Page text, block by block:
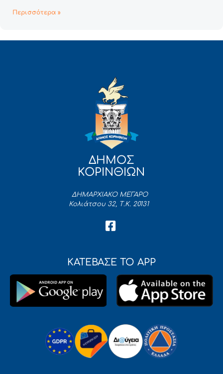
Περισσότερα »
ΔΗΜΟΣ
ΚΟΡΙΝΘΙΩΝ
ΔΗΜΑΡΧΙΑΚΟ ΜΕΓΑΡΟ
Κολιάτσου 32, Τ.Κ. 20131
ΚΑΤΕΒΑΣΕ ΤΟ APP